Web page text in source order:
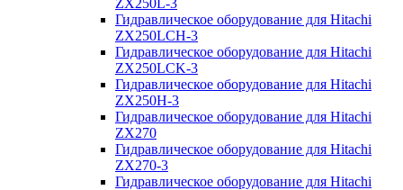
ZX250L-3
Гидравлическое оборудование для Hitachi
ZX250LCH-3
Гидравлическое оборудование для Hitachi
ZX250LCK-3
Гидравлическое оборудование для Hitachi
ZX250Н-3
Гидравлическое оборудование для Hitachi
ZX270
Гидравлическое оборудование для Hitachi
ZX270-3
Гидравлическое оборудование для Hitachi